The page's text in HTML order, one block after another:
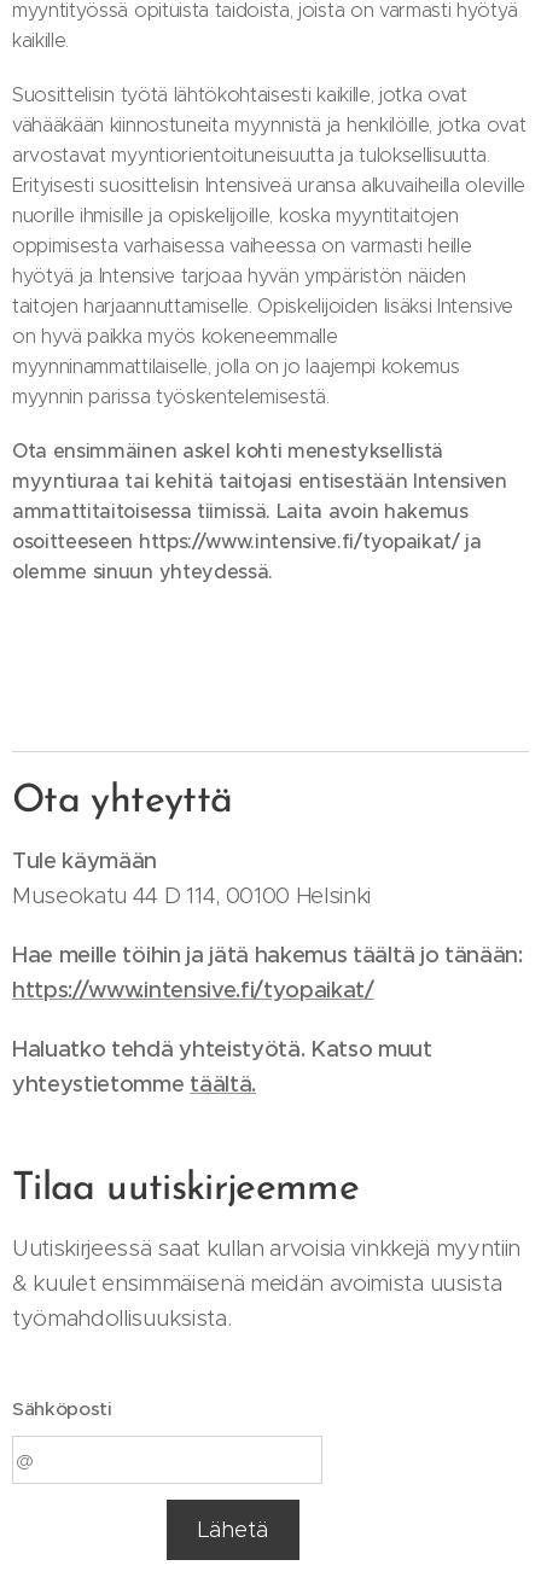
myyntityössä opituista taidoista, joista on varmasti hyötyä
kaikille.
Suosittelisin työtä lähtökohtaisesti kaikille, jotka ovat
vähääkään kiinnostuneita myynnistä ja henkilöille, jotka ovat
arvostavat myyntiorientoituneisuutta ja tuloksellisuutta.
Erityisesti suosittelisin Intensiveä uransa alkuvaiheilla oleville
nuorille ihmisille ja opiskelijoille, koska myyntitaitojen
oppimisesta varhaisessa vaiheessa on varmasti heille
hyötyä ja Intensive tarjoaa hyvän ympäristön näiden
taitojen harjaannuttamiselle. Opiskelijoiden lisäksi Intensive
on hyvä paikka myös kokeneemmalle
myynninammattilaiselle, jolla on jo laajempi kokemus
myynnin parissa työskentelemisestä.
Ota ensimmäinen askel kohti menestyksellistä
myyntiuraa tai kehitä taitojasi entisestään Intensiven
ammattitaitoisessa tiimissä. Laita avoin hakemus
osoitteeseen https://www.intensive.fi/tyopaikat/ ja
olemme sinuun yhteydessä.
Ota yhteyttä
Tule käymään
Museokatu 44 D 114, 00100 Helsinki
Hae meille töihin ja jätä hakemus täältä jo tänään:
https://www.intensive.fi/tyopaikat/
Haluatko tehdä yhteistyötä. Katso muut
yhteystietomme täältä.
Tilaa uutiskirjeemme
Uutiskirjeessä saat kullan arvoisia vinkkejä myyntiin
& kuulet ensimmäisenä meidän avoimista uusista
työmahdollisuuksista.
Sähköposti
Lähetä